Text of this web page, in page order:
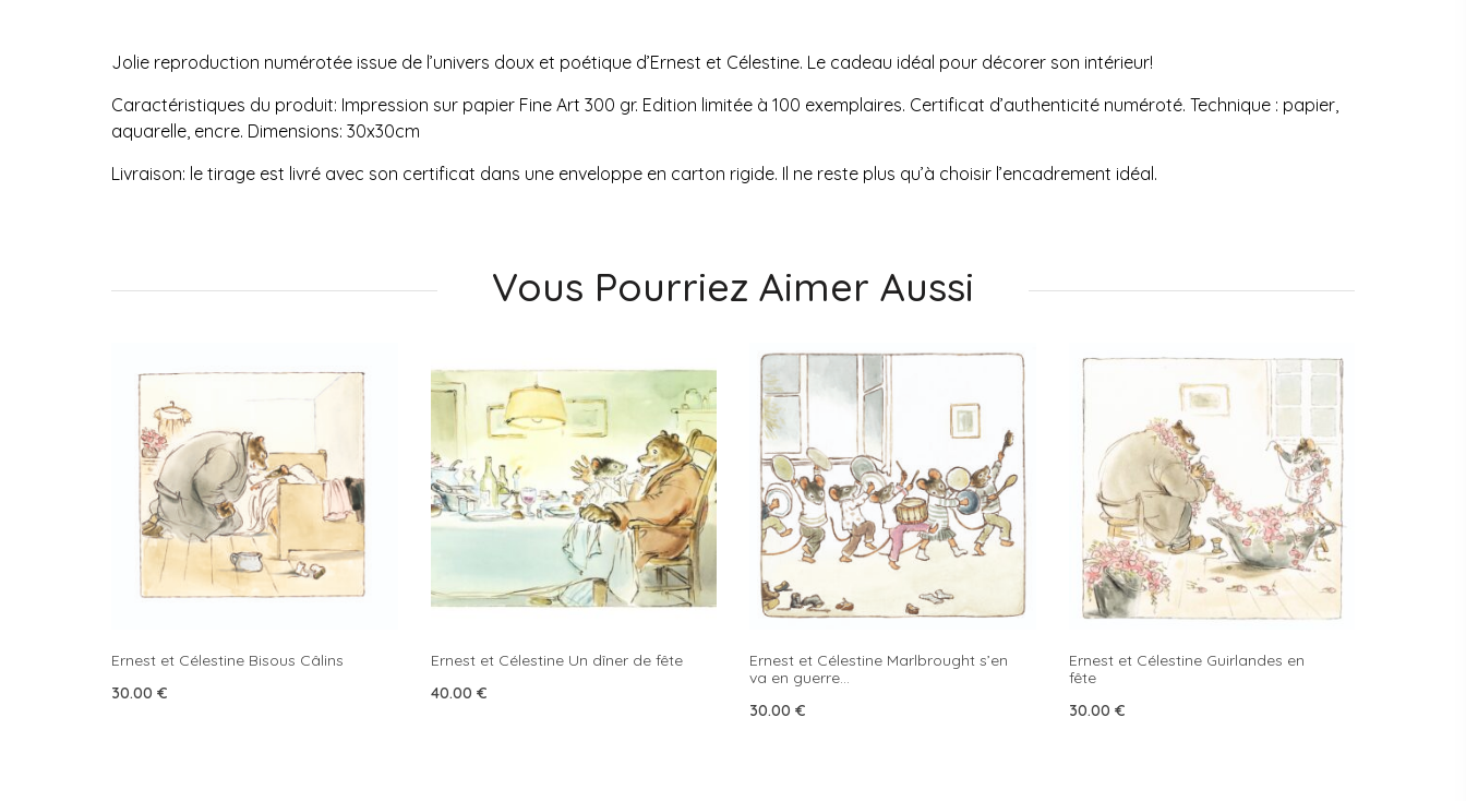
Jolie reproduction numérotée issue de l’univers doux et poétique d’Ernest et Célestine. Le cadeau idéal pour décorer son intérieur!
Caractéristiques du produit: Impression sur papier Fine Art 300 gr. Edition limitée à 100 exemplaires. Certificat d’authenticité numéroté. Technique : papier,
aquarelle, encre. Dimensions: 30x30cm
Livraison: le tirage est livré avec son certificat dans une enveloppe en carton rigide. Il ne reste plus qu’à choisir l’encadrement idéal.
Vous Pourriez Aimer Aussi
Ernest et Célestine Bisous Câlins
30.00 €
Ernest et Célestine Un dîner de fête
40.00 €
Ernest et Célestine Marlbrought s’en
va en guerre…
30.00 €
Ernest et Célestine Guirlandes en
fête
30.00 €